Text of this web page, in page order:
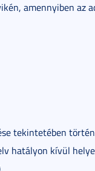
amennyiben az
tekintetében
hatályon kívül